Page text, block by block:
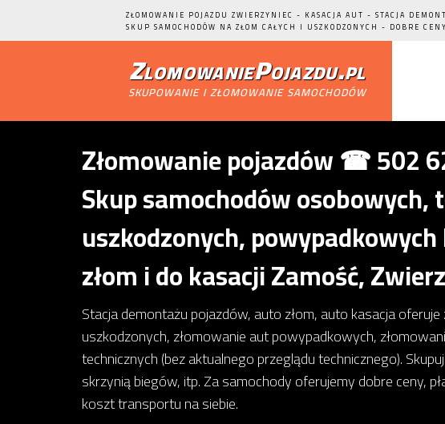
ZŁOMOWANIE POJAZDU ZWIERZYNIEC - KASACJA AUT - STACJA
SKUP SAMOCHODÓW NA ZŁOM CAŁYCH I USZKODZONYCH - DOBRE
ZlomowaniePojazdu.pl
skupowanie i złomowanie samochodów
Złomowanie pojazdów ☎ 502
Skup samochodów
uszkodzonych,
złom i do kasacji Zamość,
Stacja demontażu pojazdów, auto złom, auto kasacja
uszkodzonych, złomowanie aut powypadkowych,
technicznych (bez aktualnego przeglądu technicznego).
skrzynią biegów, itp. Za samochody oferujemy dobre ceny,
koszt transportu na siebie.